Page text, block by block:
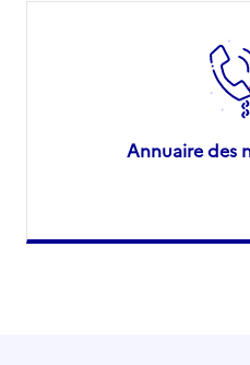
Annuaire des